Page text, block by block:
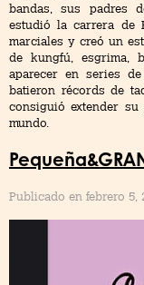
bandas, sus padres
estudió la carrera de
marciales y creó un
de kungfú, esgrima,
aparecer en series
batieron récords de
consiguió extender
mundo.
Publicado en febrero 5,